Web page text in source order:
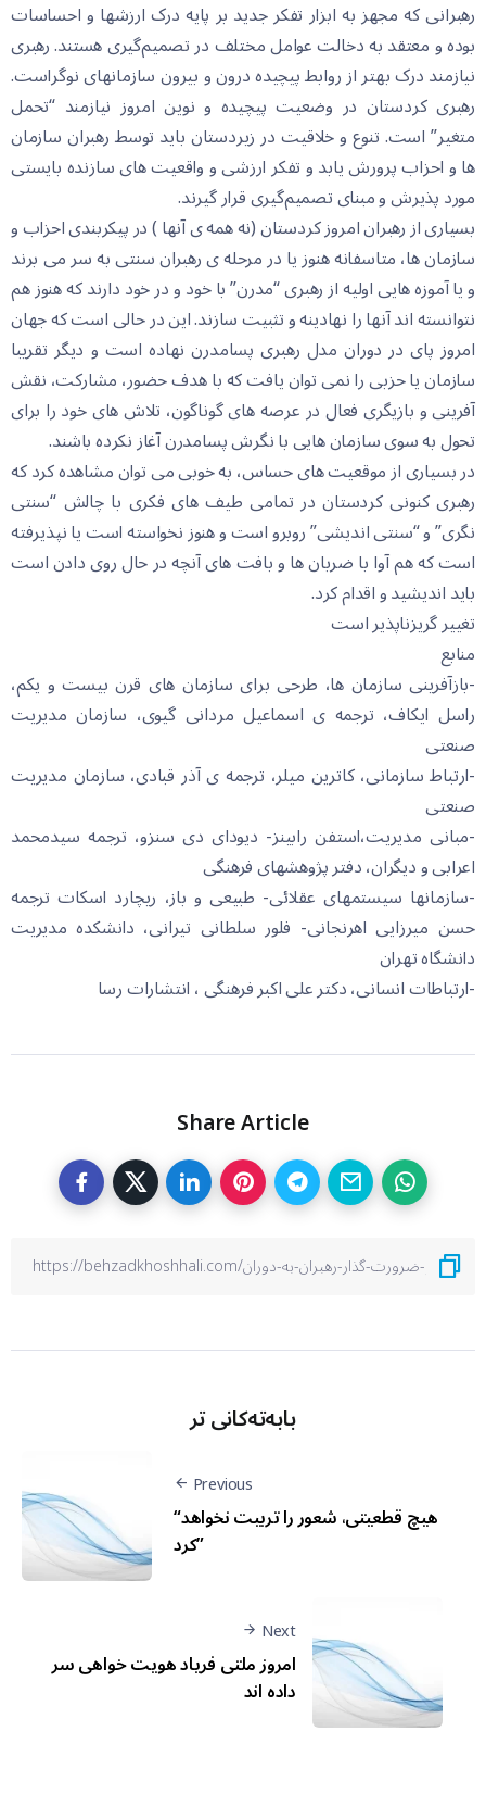
رهبرانی که مجهز به ابزار تفکر جدید بر پایه درک ارزشها و احساسات
بوده و معتقد به دخالت عوامل مختلف در تصمیم‌گیری هستند. رهبری
نیازمند درک بهتر از روابط پیچیده درون و بیرون سازمانهای نوگراست.
رهبری کردستان در وضعیت پیچیده و نوین امروز نیازمند “تحمل
متغیر” است. تنوع و خلاقیت در زیردستان باید توسط رهبران سازمان
ها و احزاب پرورش یابد و تفکر ارزشی و واقعیت های سازنده بایستی
مورد پذیرش و مبنای تصمیم‌گیری قرار گیرند.
بسیاری از رهبران امروز کردستان (نه همه ی آنها ) در پیکربندی احزاب و
سازمان ها، متاسفانه هنوز یا در مرحله ی رهبران سنتی به سر می برند
و یا آموزه هایی اولیه از رهبری “مدرن” با خود و در خود دارند که هنوز هم
نتوانسته اند آنها را نهادینه و تثبیت سازند. این در حالی است که جهان
امروز پای در دوران مدل رهبری پسامدرن نهاده است و دیگر تقریبا
سازمان یا حزبی را نمی توان یافت که با هدف حضور، مشارکت، نقش
آفرینی و بازیگری فعال در عرصه های گوناگون، تلاش های خود را برای
تحول به سوی سازمان هایی با نگرش پسامدرن آغاز نکرده باشند.
در بسیاری از موقعیت های حساس، به خوبی می توان مشاهده کرد که
رهبری کنونی کردستان در تمامی طیف های فکری با چالش “سنتی
نگری” و “سنتی اندیشی” روبرو است و هنوز نخواسته است یا نپذیرفته
است که هم آوا با ضربان ها و بافت های آنچه در حال روی دادن است
باید اندیشید و اقدام کرد.
تغییر گریزناپذیر است
منابع
-بازآفرینی سازمان ها، طرحی برای سازمان های قرن بیست و یکم،
راسل ایکاف، ترجمه ی اسماعیل مردانی گیوی، سازمان مدیریت
صنعتی
-ارتباط سازمانی، کاترین میلر، ترجمه ی آذر قبادی، سازمان مدیریت
صنعتی
-مبانی مدیریت،استفن رابینز- دیودای دی سنزو، ترجمه سیدمحمد
اعرابی و دیگران، دفتر پژوهشهای فرهنگی
-سازمانها سیستمهای عقلائی- طبیعی و باز، ریچارد اسکات ترجمه
حسن میرزایی اهرنجانی- فلور سلطانی تیرانی، دانشکده مدیریت
دانشگاه تهران
-ارتباطات انسانی، دکتر علی اکبر فرهنگی ، انتشارات رسا
Share Article
بابەتەکانی تر
Previous
“هیچ قطعیتی، شعور را تربیت نخواهد
کرد”
Next
امروز ملتی فریاد هویت خواهی سر
داده اند